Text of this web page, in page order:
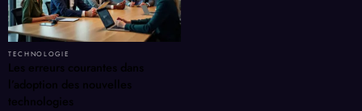
TECHNOLOGIE
Les erreurs courantes dans
l’adoption des nouvelles
technologies